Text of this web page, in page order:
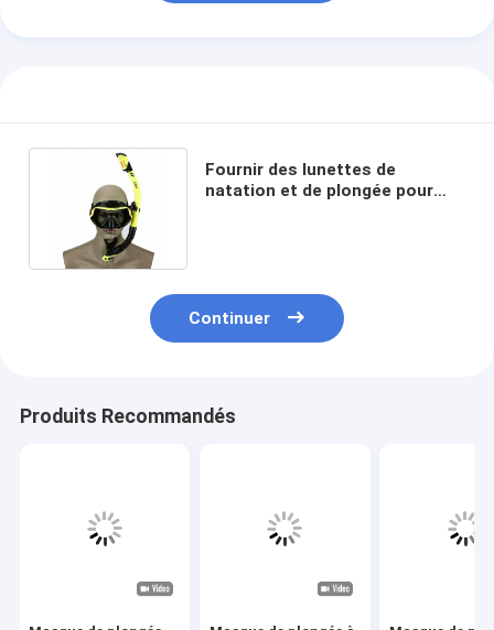
Fournir des lunettes de
natation et de plongée pour
Continuer
Produits Recommandés